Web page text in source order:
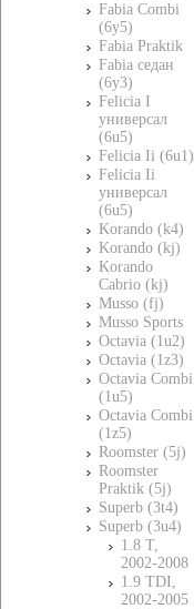
Fabia Combi
(6y5)
Fabia Praktik
Fabia седан
(6y3)
Felicia I
универсал
(6u5)
Felicia Ii (6u1)
Felicia Ii
универсал
(6u5)
Korando (k4)
Korando (kj)
Korando
Cabrio (kj)
Musso (fj)
Musso Sports
Octavia (1u2)
Octavia (1z3)
Octavia Combi
(1u5)
Octavia Combi
(1z5)
Roomster (5j)
Roomster
Praktik (5j)
Superb (3t4)
Superb (3u4)
1.8 T,
2002-2008
1.9 TDI,
2002-2005